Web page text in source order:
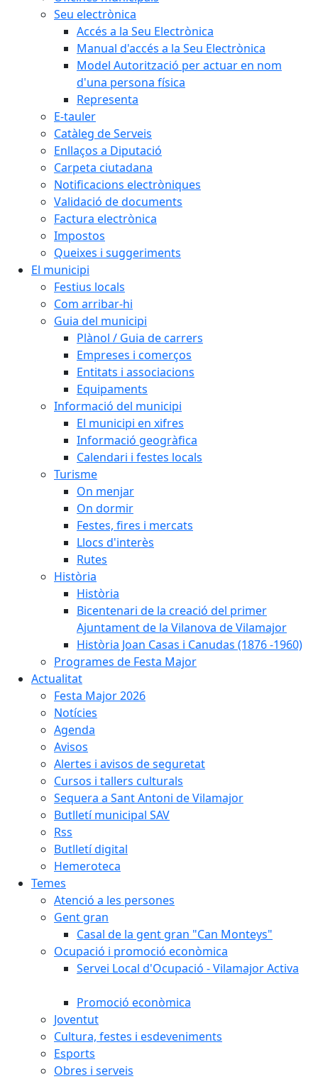
Seu electrònica
Accés a la Seu Electrònica
Manual d'accés a la Seu Electrònica
Model Autorització per actuar en nom
d'una persona física
Representa
E-tauler
Catàleg de Serveis
Enllaços a Diputació
Carpeta ciutadana
Notificacions electròniques
Validació de documents
Factura electrònica
Impostos
Queixes i suggeriments
El municipi
Festius locals
Com arribar-hi
Guia del municipi
Plànol / Guia de carrers
Empreses i comerços
Entitats i associacions
Equipaments
Informació del municipi
El municipi en xifres
Informació geogràfica
Calendari i festes locals
Turisme
On menjar
On dormir
Festes, fires i mercats
Llocs d'interès
Rutes
Història
Història
Bicentenari de la creació del primer
Ajuntament de la Vilanova de Vilamajor
Història Joan Casas i Canudas (1876 -1960)
Programes de Festa Major
Actualitat
Festa Major 2026
Notícies
Agenda
Avisos
Alertes i avisos de seguretat
Cursos i tallers culturals
Sequera a Sant Antoni de Vilamajor
Butlletí municipal SAV
Rss
Butlletí digital
Hemeroteca
Temes
Atenció a les persones
Gent gran
Casal de la gent gran "Can Monteys"
Ocupació i promoció econòmica
Servei Local d'Ocupació - Vilamajor Activa
Promoció econòmica
Joventut
Cultura, festes i esdeveniments
Esports
Obres i serveis